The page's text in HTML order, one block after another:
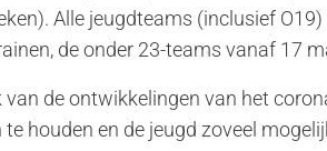
Alle jeugdteams (inclusief
de onder 23-teams vanaf 17
de ontwikkelingen van het
houden en de jeugd zoveel